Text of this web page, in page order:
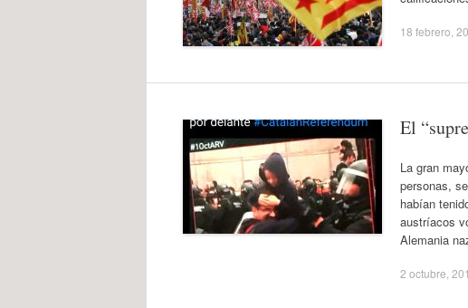
18 febrero,
El
La gran
personas,
habían
austríacos
Alemania
2 octubre,